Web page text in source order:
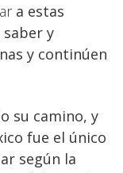
a estas
y
y continúen
su camino, y
fue el único
según la